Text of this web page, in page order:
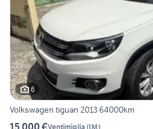
6
Volkswagen tiguan 2013 64000km
Ventimiglia (IM)